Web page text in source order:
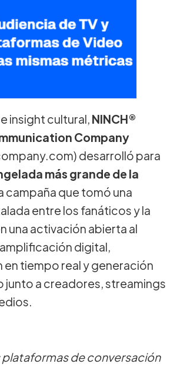
insight cultural, NINCH®
Company
desarrolló para
más grande de la
campaña que tomó una
entre los fanáticos y la
una activación abierta al
digital,
tiempo real y generación
junto a creadores, streamings
plataformas de conversación